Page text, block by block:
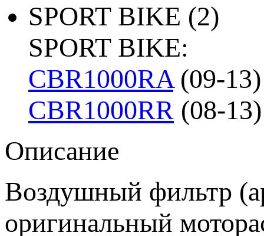
SPORT BIKE (2)
SPORT BIKE:
CBR1000RA(09-13)
CBR1000RR (08-13)
Описание
Воздушный фильтр
оригинальный